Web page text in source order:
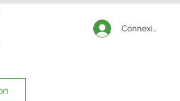
Connexion
CONNEXION